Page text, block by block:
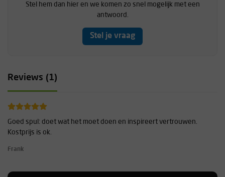
Stel hem dan hier en we komen zo snel mogelijk met een
antwoord.
Stel je vraag
Reviews (1)
Goed spul: doet wat het moet doen en inspireert vertrouwen.
Kostprijs is ok.
Frank